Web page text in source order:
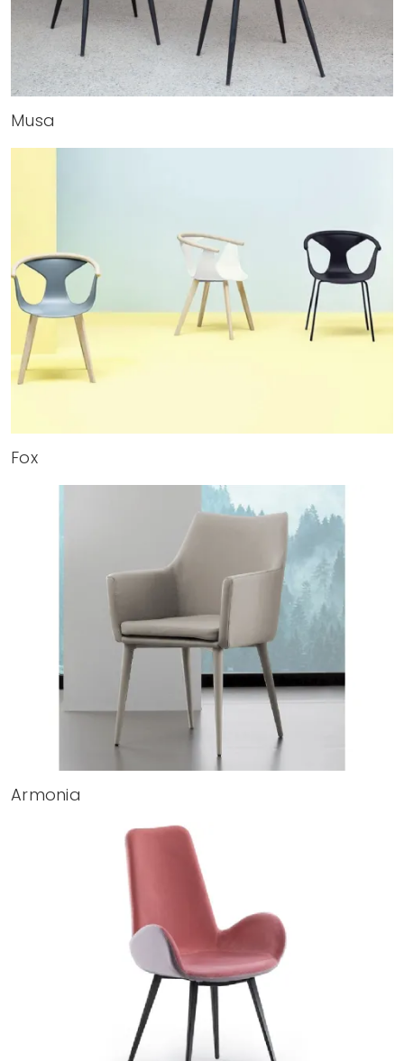
Musa
Fox
Armonia